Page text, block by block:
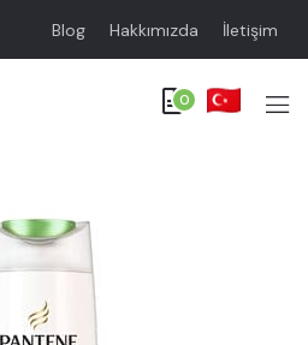
Blog Hakkımızda İletişim
0